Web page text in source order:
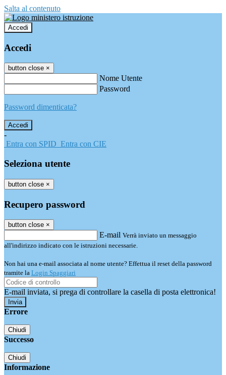
Salta al contenuto
Accedi
Accedi
button close ×
Nome Utente
Password
Password dimenticata?
-
Entra con SPID Entra con CIE
Seleziona utente
button close ×
Recupero password
button close ×
E-mail Verrà inviato un messaggio
all'indirizzo indicato con le istruzioni necessarie.
Non hai una e-mail associata al nome utente? Effettua il reset della password
tramite la Login Spaggiari
E-mail inviata, si prega di controllare la casella di posta elettronica!
Errore
Chiudi
Successo
Chiudi
Informazione